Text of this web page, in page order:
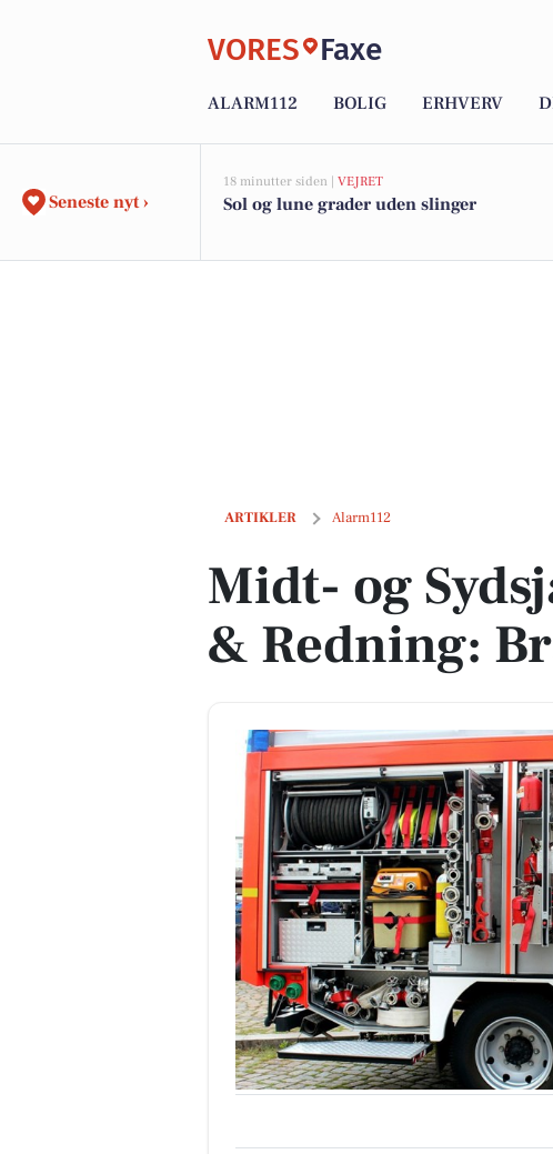
VORES Faxe
ALARM112 BOLIG ERHVERV
Seneste nyt ›
18 minutter siden | VEJRET
Sol og lune grader uden slinger
ARTIKLER Alarm112
Midt- og Sydsjællands Brand & Redning: Brand i
Midt- og
& Redning: